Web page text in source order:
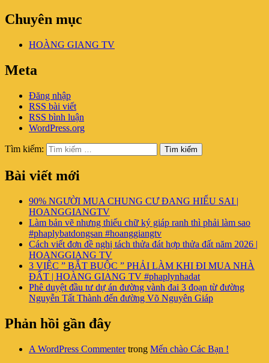
Chuyên mục
HOÀNG GIANG TV
Meta
Đăng nhập
RSS bài viết
RSS bình luận
WordPress.org
Tìm kiếm: Tìm kiếm
Bài viết mới
90% NGƯỜI MUA CHUNG CƯ ĐANG HIỂU SAI |
HOANGGIANGTV
Làm bản vẽ nhưng thiếu chữ ký giáp ranh thì phải làm sao
#phaplybatdongsan #hoanggiangtv
Cách viết đơn đề nghị tách thửa đát hợp thửa đất năm 2026 |
HOANGGIANG TV
3 VIỆC ” BẮT BUỘC ” PHẢI LÀM KHI ĐI MUA NHÀ
ĐẤT | HOÀNG GIANG TV #phaplynhadat
Phê duyệt đầu tư dự án đường vành đai 3 đoạn từ đường
Nguyễn Tất Thành đến đường Võ Nguyên Giáp
Phản hồi gần đây
A WordPress Commentertrong Mến chào Các Bạn !